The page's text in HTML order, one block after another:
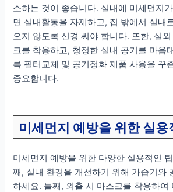
소하는 것이 좋습니다. 실내에 미세먼지
면 실내활동을 자제하고, 집 밖에서 실내
오지 않도록 신경 써야 합니다. 또한, 실
크를 착용하고, 청정한 실내 공기를 마음
록 필터교체 및 공기정화 제품 사용을 꾸
중요합니다.
미세먼지 예방을 위한 실용
미세먼지 예방을 위한 다양한 실용적인
째, 실내 환경을 개선하기 위해 가습기와
하세요. 둘째, 외출 시 마스크를 착용하여